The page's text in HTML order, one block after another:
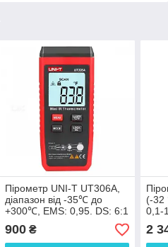
Пірометр UNI-T UT306A,
діапазон від -35℃ до
+300℃, EMS: 0,95. DS: 6:1
900₴
(-32
0,1-
2